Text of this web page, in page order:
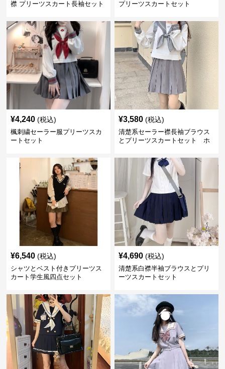
襟 プリーツスカート長袖セット
プリーツスカートセット
¥4,240 (税込)
楓刺繍セーラー服プリーツスカ
ートセット
¥3,580 (税込)
清楚系セーラー襟長袖ブラウス
とプリーツスカートセット ホ
ン）
¥6,540 (税込)
シャツとベスト付きプリーツス
カート学生風四点セット
¥4,690 (税込)
清楚系白襟半袖ブラウスとプリ
ーツスカートセット